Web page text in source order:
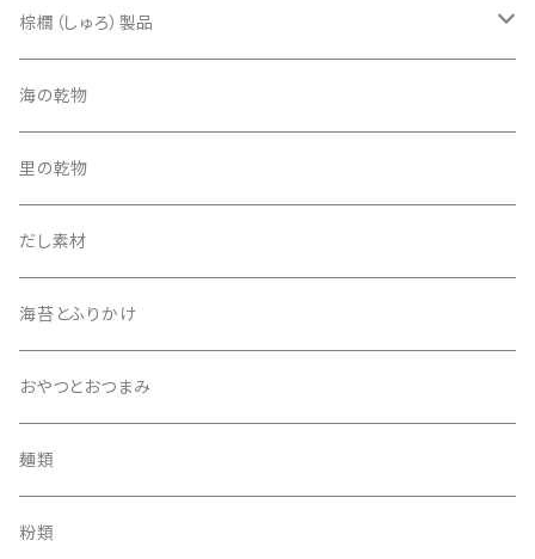
4500円セット
5500円セット
その他
5000円セット
棕櫚（しゅろ）製品
ほうき
たわし
その他
海の乾物
里の乾物
だし素材
海苔とふりかけ
おやつとおつまみ
麺類
粉類